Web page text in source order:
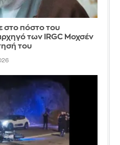
στο πόστο του
των IRGC Μοχσέν
του